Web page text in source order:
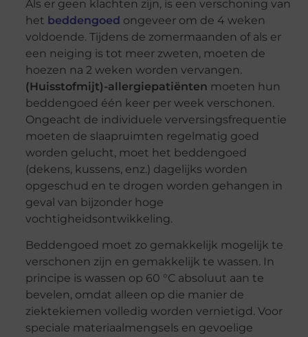
Als er geen klachten zijn, is een verschoning van
het beddengoed ongeveer om de 4 weken
voldoende. Tijdens de zomermaanden of als er
een neiging is tot meer zweten, moeten de
hoezen na 2 weken worden vervangen.
(Huisstofmijt)-allergiepatiënten moeten hun
beddengoed één keer per week verschonen.
Ongeacht de individuele verversingsfrequentie
moeten de slaapruimten regelmatig goed
worden gelucht, moet het beddengoed
(dekens, kussens, enz.) dagelijks worden
opgeschud en te drogen worden gehangen in
geval van bijzonder hoge
vochtigheidsontwikkeling.
Beddengoed moet zo gemakkelijk mogelijk te
verschonen zijn en gemakkelijk te wassen. In
principe is wassen op 60 °C absoluut aan te
bevelen, omdat alleen op die manier de
ziektekiemen volledig worden vernietigd. Voor
speciale materiaalmengsels en gevoelige